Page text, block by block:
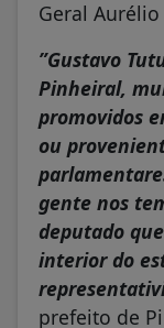
Geral Aurélio
”Gustavo
Pinheiral,
promovidos
ou
gente nos
deputado
interior do
prefeito de